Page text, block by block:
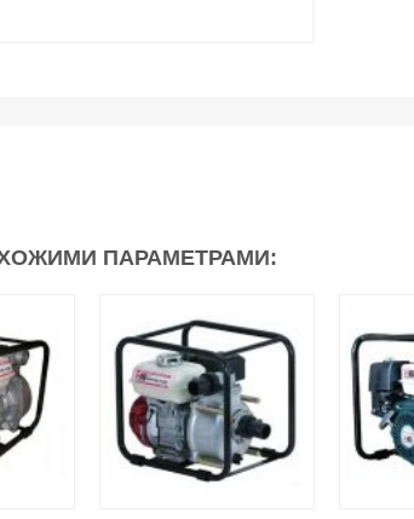
ПАРАМЕТРАМИ: